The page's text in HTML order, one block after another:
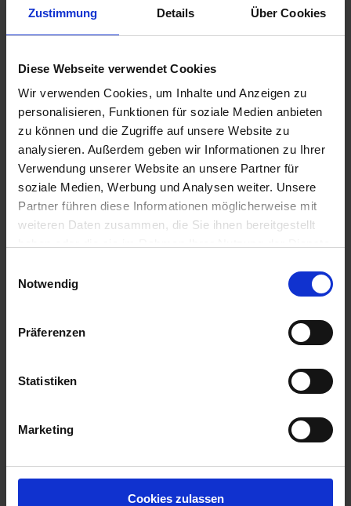
Zustimmung Details Über Cookies
Diese Webseite verwendet Cookies
Wir verwenden Cookies, um Inhalte und Anzeigen zu
personalisieren, Funktionen für soziale Medien anbieten
zu können und die Zugriffe auf unsere Website zu
analysieren. Außerdem geben wir Informationen zu Ihrer
Verwendung unserer Website an unsere Partner für
soziale Medien, Werbung und Analysen weiter. Unsere
Partner führen diese Informationen möglicherweise mit
weiteren Daten zusammen, die Sie ihnen bereitgestellt
Notwendig
Präferenzen
Statistiken
Marketing
Cookies zulassen
Artikel-Nr.: 7000616-02-cfg
Ähnliche Produkte
Artikel-Nr.: 7003836-01